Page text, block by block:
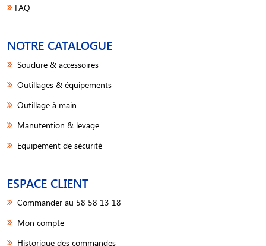
FAQ
NOTRE CATALOGUE
Soudure & accessoires
Outillages & équipements
Outillage à main
Manutention & levage
Equipement de sécurité
ESPACE CLIENT
Commander au 58 58 13 18
Mon compte
Historique des commandes